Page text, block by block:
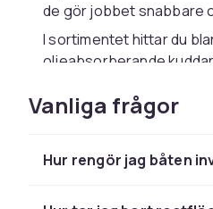
de gör jobbet snabbare
I sortimentet hittar du
oljeabsorberande
medel som skyddar dynor
smuts och fukt, samt
förvaringsutrymmen. För
Vanliga frågor
Hur rengör jag båten